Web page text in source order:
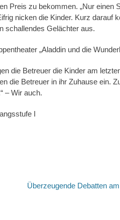
Preis zu bekommen. „Nur einen
nicken die Kinder. Kurz darauf
schallendes Gelächter aus.
„Aladdin und die
die Betreuer die Kinder am
die Betreuer in ihr Zuhause ein.
– Wir auch.
I
Überzeugende Debatten